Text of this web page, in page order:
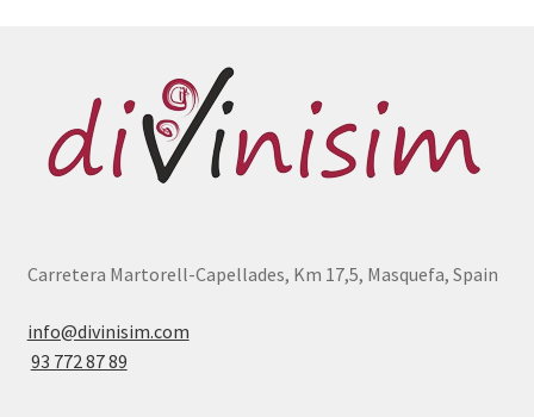
Carretera Martorell-Capellades, Km 17,5, Masquefa, Spain
info@divinisim.com
93 772 87 89